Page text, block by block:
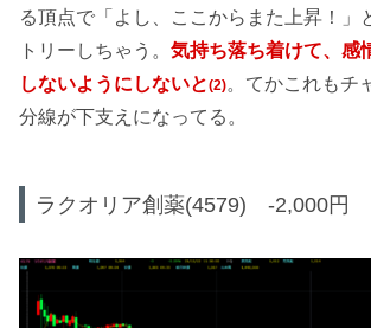
る頂点で「よし、ここからまた上昇！」
トリーしちゃう。 気持ち落ち着けて、感
しないようにしないと(2)。てかこれもチ
分線が下支えになってる。
ラクオリア創薬(4579) -2,000円